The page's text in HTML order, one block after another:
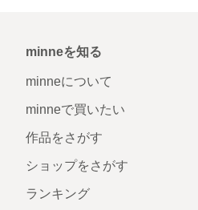
minneを知る
minneについて
minneで買いたい
作品をさがす
ショップをさがす
ランキング